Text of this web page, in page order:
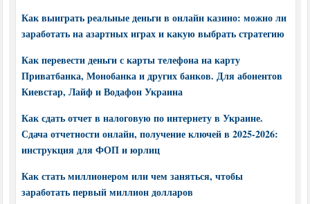
Как выиграть реальные деньги в онлайн казино: можно ли
заработать на азартных играх и какую выбрать стратегию
Как перевести деньги с карты телефона на карту
Приватбанка, Монобанка и других банков. Для абонентов
Киевстар, Лайф и Водафон Украина
Как сдать отчет в налоговую по интернету в Украине.
Сдача отчетности онлайн, получение ключей в 2025-2026:
инструкция для ФОП и юрлиц
Как стать миллионером или чем заняться, чтобы
заработать первый миллион долларов